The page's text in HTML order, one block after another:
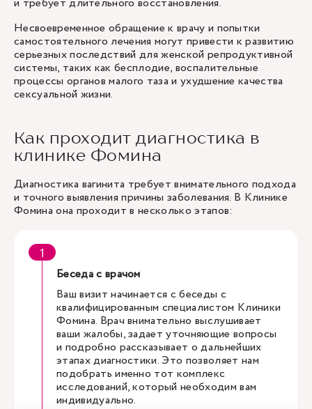
Несвоевременное обращение к врачу и попытки
самостоятельного лечения могут привести к развитию
серьезных последствий для женской репродуктивной
системы, таких как бесплодие, воспалительные
процессы органов малого таза и ухудшение качества
сексуальной жизни.
Как проходит диагностика в
клинике Фомина
Диагностика вагинита требует внимательного подхода
и точного выявления причины заболевания. В Клинике
Фомина она проходит в несколько этапов:
Беседа с врачом
Ваш визит начинается с беседы с
квалифицированным специалистом Клиники
Фомина. Врач внимательно выслушивает
ваши жалобы, задает уточняющие вопросы
и подробно рассказывает о дальнейших
этапах диагностики. Это позволяет нам
подобрать именно тот комплекс
исследований, который необходим вам
индивидуально.